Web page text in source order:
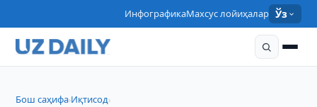
ИнфографикаМахсус лойиҳалар Ўз
Бош саҳифа›Иқтисод›